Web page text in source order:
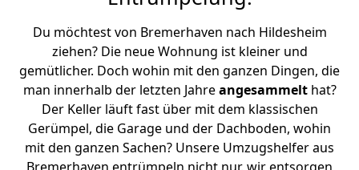
Du möchtest von Bremer­haven nach Hildesheim
ziehen? Die neue Wohnung ist kleiner und
gemütlicher. Doch wohin mit den ganzen Dingen, die
man innerhalb der letzten Jahreangesammelthat?
Der Keller läuft fast über mit dem klassischen
Gerümpel, die Garage und der Dachboden, wohin
mit den ganzen Sachen? Unsere Umzugshelfer aus